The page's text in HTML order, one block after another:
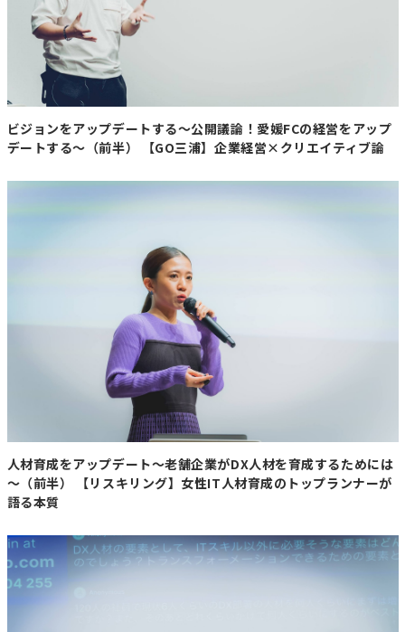
国内消費が大幅減少
価格高騰により、2025年の1世帯当たりのホタテ購入量は
前年比48％減と過去最低を記録。生ホタテも海外需要の
高まりで国内流通量が減少し、日本人が身近に食べにくい
状況となっている。
・輸出拡大と国内供給の両立が課題
いる。一方で、国内市場が縮小すると将来の需要回復が難
ホタテを巡る課題は、中国禁輸から気候変動へと大きく変
わりました。販路は広がっても、肝心のホタテが育たなけ
れば産業は成り立ちません。さらに価格高騰で道民の食卓
からホタテが遠ざかるのも気になるところです。北海道の
基幹産業を守るには、販路拡大だけでなく、海洋環境の変
化に対応する研究開発や養殖技術への投資を急ぐ必要があ
ります。食料安全保障の観点からも重要なテーマですね。
【北海道ニュース】北海道秋サケ、記
録的不漁の25年からさらに半減予測
漁業者「衝撃的」
https://www.hokkaido-np.co.jp/article/1329792/?
utm_id=97757_v0_s00_e0_tv0
ビジョンをアップデートする～公開議論！愛媛FCの経営をアップ
デートする～（前半） 【GO三浦】企業経営×クリエイティブ論
人材育成をアップデート～老舗企業がDX人材を育成するためには
～（前半） 【リスキリング】女性IT人材育成のトップランナーが
語る本質